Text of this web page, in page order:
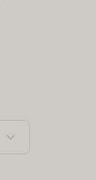
expand_more